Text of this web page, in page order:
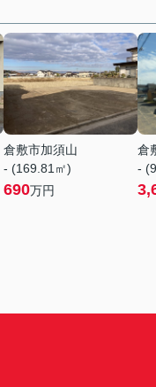
倉敷市加須山
- (169.81㎡)
690万円
倉
-